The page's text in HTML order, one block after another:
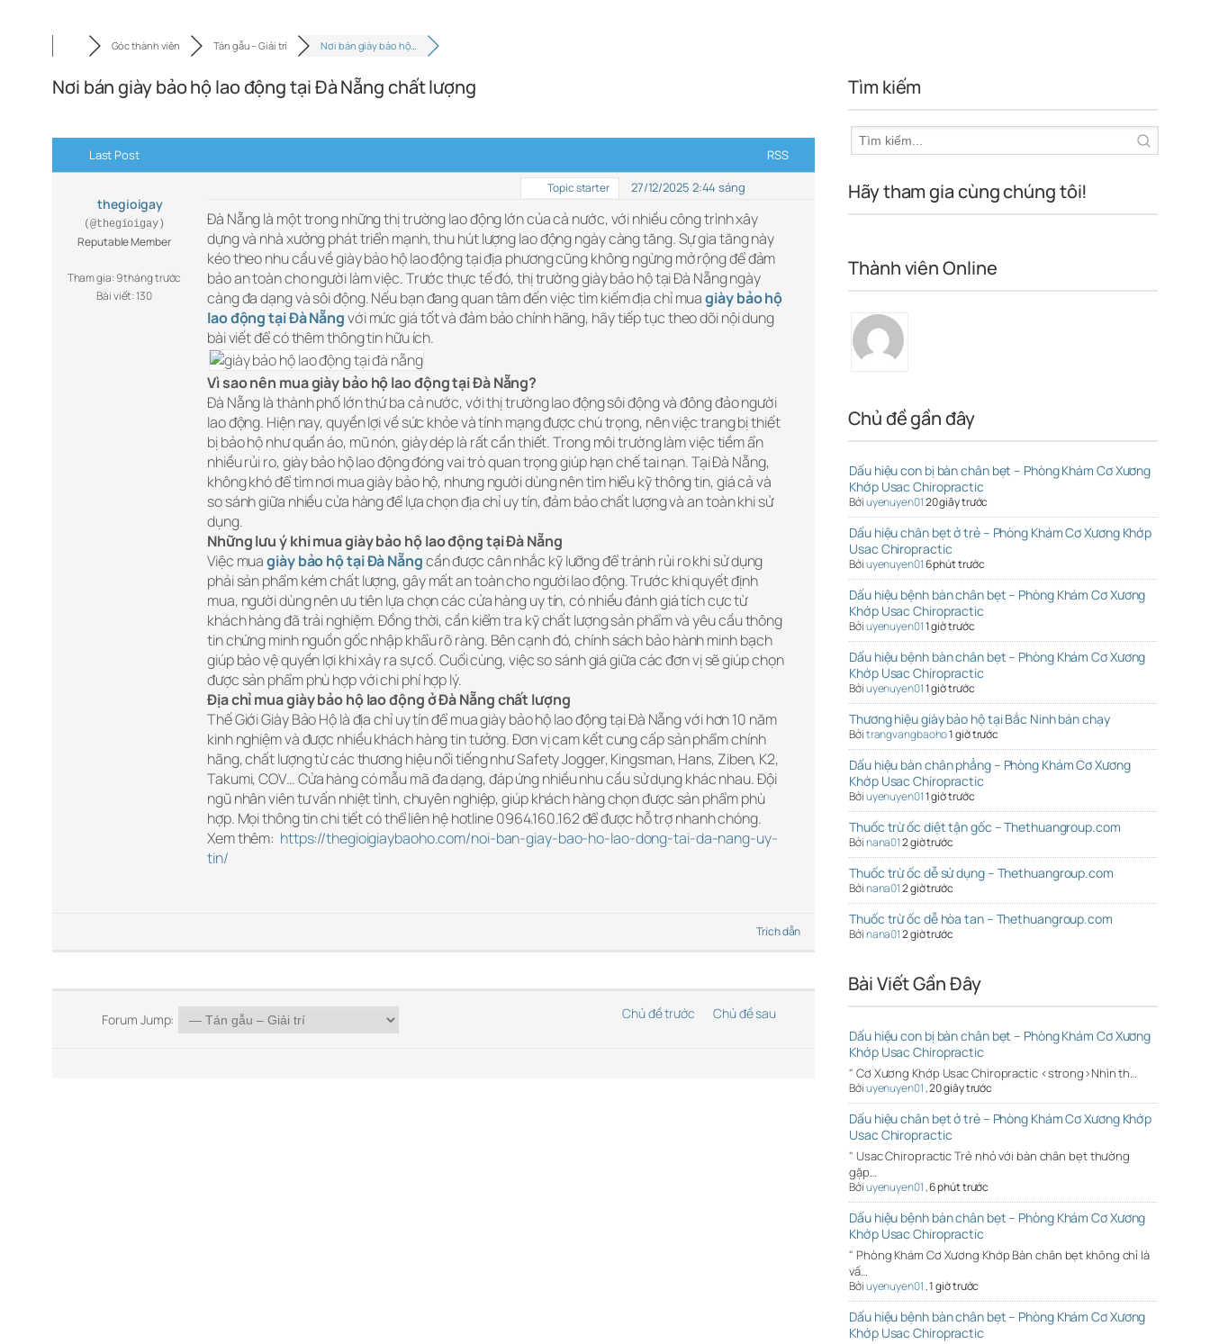
Góc thành viên Tán gẫu – Giải trí Nơi bán giày bảo hộ…
Nơi bán giày bảo hộ lao động tại Đà Nẵng chất lượng
Last Post RSS
thegioigay
(@thegioigay)
Reputable Member
Tham gia: 9 tháng trước
Bài viết: 130
Topic starter 27/12/2025 2:44 sáng
Đà Nẵng là một trong những thị trường lao động lớn của cả nước, với nhiều công trình xây
dựng và nhà xưởng phát triển mạnh, thu hút lượng lao động ngày càng tăng. Sự gia tăng này
kéo theo nhu cầu về giày bảo hộ lao động tại địa phương cũng không ngừng mở rộng để đảm
bảo an toàn cho người làm việc. Trước thực tế đó, thị trường giày bảo hộ tại Đà Nẵng ngày
càng đa dạng và sôi động. Nếu bạn đang quan tâm đến việc tìm kiếm địa chỉ muagiày bảo hộ
lao động tại Đà Nẵngvới mức giá tốt và đảm bảo chính hãng, hãy tiếp tục theo dõi nội dung
bài viết để có thêm thông tin hữu ích.
Vì sao nên mua giày bảo hộ lao động tại Đà Nẵng?
Đà Nẵng là thành phố lớn thứ ba cả nước, với thị trường lao động sôi động và đông đảo người
lao động. Hiện nay, quyền lợi về sức khỏe và tính mạng được chú trọng, nên việc trang bị thiết
bị bảo hộ như quần áo, mũ nón, giày dép là rất cần thiết. Trong môi trường làm việc tiềm ẩn
nhiều rủi ro, giày bảo hộ lao động đóng vai trò quan trọng giúp hạn chế tai nạn. Tại Đà Nẵng,
không khó để tìm nơi mua giày bảo hộ, nhưng người dùng nên tìm hiểu kỹ thông tin, giá cả và
so sánh giữa nhiều cửa hàng để lựa chọn địa chỉ uy tín, đảm bảo chất lượng và an toàn khi sử
dụng.
Những lưu ý khi mua giày bảo hộ lao động tại Đà Nẵng
Việc muagiày bảo hộ tại Đà Nẵngcần được cân nhắc kỹ lưỡng để tránh rủi ro khi sử dụng
phải sản phẩm kém chất lượng, gây mất an toàn cho người lao động. Trước khi quyết định
mua, người dùng nên ưu tiên lựa chọn các cửa hàng uy tín, có nhiều đánh giá tích cực từ
khách hàng đã trải nghiệm. Đồng thời, cần kiểm tra kỹ chất lượng sản phẩm và yêu cầu thông
tin chứng minh nguồn gốc nhập khẩu rõ ràng. Bên cạnh đó, chính sách bảo hành minh bạch
giúp bảo vệ quyền lợi khi xảy ra sự cố. Cuối cùng, việc so sánh giá giữa các đơn vị sẽ giúp chọn
được sản phẩm phù hợp với chi phí hợp lý.
Địa chỉ mua giày bảo hộ lao động ở Đà Nẵng chất lượng
Thế Giới Giày Bảo Hộ là địa chỉ uy tín để mua giày bảo hộ lao động tại Đà Nẵng với hơn 10 năm
kinh nghiệm và được nhiều khách hàng tin tưởng. Đơn vị cam kết cung cấp sản phẩm chính
hãng, chất lượng từ các thương hiệu nổi tiếng như Safety Jogger, Kingsman, Hans, Ziben, K2,
Takumi, COV… Cửa hàng có mẫu mã đa dạng, đáp ứng nhiều nhu cầu sử dụng khác nhau. Đội
ngũ nhân viên tư vấn nhiệt tình, chuyên nghiệp, giúp khách hàng chọn được sản phẩm phù
hợp. Mọi thông tin chi tiết có thể liên hệ hotline 0964.160.162 để được hỗ trợ nhanh chóng.
Xem thêm: https://thegioigiaybaoho.com/noi-ban-giay-bao-ho-lao-dong-tai-da-nang-uy-
tin/
Trích dẫn
Forum Jump: Chủ đề trước Chủ đề sau
Tìm kiếm
Hãy tham gia cùng chúng tôi!
Thành viên Online
Chủ đề gần đây
Dấu hiệu con bị bàn chân bẹt – Phòng Khám Cơ Xương
Khớp Usac Chiropractic
Bởiuyenuyen0120 giây trước
Dấu hiệu chân bẹt ở trẻ – Phòng Khám Cơ Xương Khớp
Usac Chiropractic
Bởiuyenuyen016 phút trước
Dấu hiệu bệnh bàn chân bẹt – Phòng Khám Cơ Xương
Khớp Usac Chiropractic
Bởiuyenuyen011 giờ trước
Dấu hiệu bệnh bàn chân bẹt – Phòng Khám Cơ Xương
Khớp Usac Chiropractic
Bởiuyenuyen011 giờ trước
Thương hiệu giày bảo hộ tại Bắc Ninh bán chạy
Bởitrangvangbaoho1 giờ trước
Dấu hiệu bàn chân phẳng – Phòng Khám Cơ Xương
Khớp Usac Chiropractic
Bởiuyenuyen011 giờ trước
Thuốc trừ ốc diệt tận gốc – Thethuangroup.com
Bởinana012 giờ trước
Thuốc trừ ốc dễ sử dụng – Thethuangroup.com
Bởinana012 giờ trước
Thuốc trừ ốc dễ hòa tan – Thethuangroup.com
Bởinana012 giờ trước
Bài Viết Gần Đây
Dấu hiệu con bị bàn chân bẹt – Phòng Khám Cơ Xương
Khớp Usac Chiropractic
" Cơ Xương Khớp Usac Chiropractic <strong>Nhìn th…
Bởiuyenuyen01,20 giây trước
Dấu hiệu chân bẹt ở trẻ – Phòng Khám Cơ Xương Khớp
Usac Chiropractic
" Usac Chiropractic Trẻ nhỏ với bàn chân bẹt thường
gặp…
Bởiuyenuyen01,6 phút trước
Dấu hiệu bệnh bàn chân bẹt – Phòng Khám Cơ Xương
Khớp Usac Chiropractic
" Phòng Khám Cơ Xương Khớp Bàn chân bẹt không chỉ là
vấ…
Bởiuyenuyen01,1 giờ trước
Dấu hiệu bệnh bàn chân bẹt – Phòng Khám Cơ Xương
Khớp Usac Chiropractic